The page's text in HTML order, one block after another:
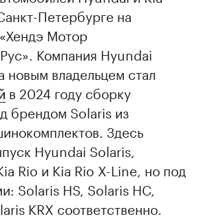
Петербурге на
Мотор
Компания Hyundai
новым владельцем стал
в 2024 году сборку
брендом Solaris из
Здесь
Hyundai Solaris,
Rio и Kia Rio X-Line, но под
Solaris HS, Solaris HC,
KRX соответственно.